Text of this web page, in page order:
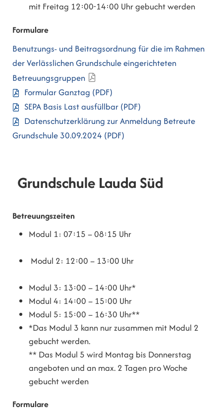
mit Freitag 12:00-14:00 Uhr gebucht werden
Formulare
Benutzungs- und Beitragsordnung für die im Rahmen
der Verlässlichen Grundschule eingerichteten
Betreuungsgruppen
Formular Ganztag (PDF)
SEPA Basis Last ausfüllbar (PDF)
Datenschutzerklärung zur Anmeldung Betreute
Grundschule 30.09.2024 (PDF)
Grundschule Lauda Süd
Betreuungszeiten
Modul 1: 07:15 – 08:15 Uhr
Modul 2: 12:00 – 13:00 Uhr
Modul 3: 13:00 – 14:00 Uhr*
Modul 4: 14:00 – 15:00 Uhr
Modul 5: 15:00 – 16:30 Uhr**
*Das Modul 3 kann nur zusammen mit Modul 2
gebucht werden.
** Das Modul 5 wird Montag bis Donnerstag
angeboten und an max. 2 Tagen pro Woche
gebucht werden
Formulare